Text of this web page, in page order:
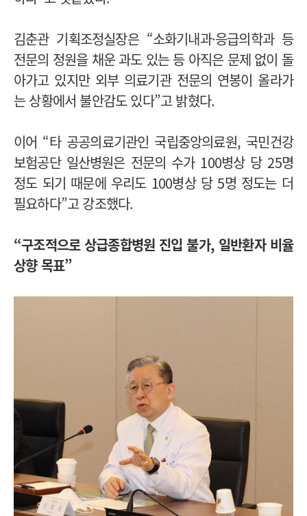
김춘관 기획조정실장은 “소화기내과·응급의학과 등
전문의 정원을 채운 과도 있는 등 아직은 문제 없이 돌
아가고 있지만 외부 의료기관 전문의 연봉이 올라가
는 상황에서 불안감도 있다”고 밝혔다.
이어 “타 공공의료기관인 국립중앙의료원, 국민건강
보험공단 일산병원은 전문의 수가 100병상 당 25명
정도 되기 때문에 우리도 100병상 당 5명 정도는 더
필요하다”고 강조했다.
“구조적으로 상급종합병원 진입 불가, 일반환자 비율
상향 목표”